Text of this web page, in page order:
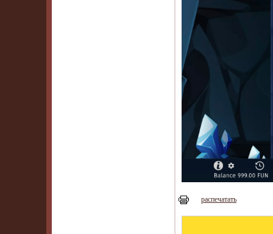
распечатать